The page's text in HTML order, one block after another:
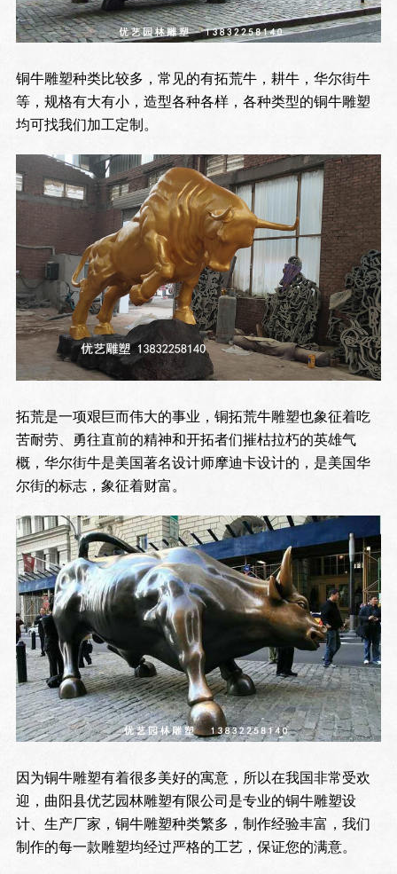
铜牛雕塑种类比较多，常见的有拓荒牛，耕牛，华尔街牛
等，规格有大有小，造型各种各样，各种类型的铜牛雕塑
均可找我们加工定制。
拓荒是一项艰巨而伟大的事业，铜拓荒牛雕塑也象征着吃
苦耐劳、勇往直前的精神和开拓者们摧枯拉朽的英雄气
概，华尔街牛是美国著名设计师摩迪卡设计的，是美国华
尔街的标志，象征着财富。
因为铜牛雕塑有着很多美好的寓意，所以在我国非常受欢
迎，曲阳县优艺园林雕塑有限公司是专业的铜牛雕塑设
计、生产厂家，铜牛雕塑种类繁多，制作经验丰富，我们
制作的每一款雕塑均经过严格的工艺，保证您的满意。